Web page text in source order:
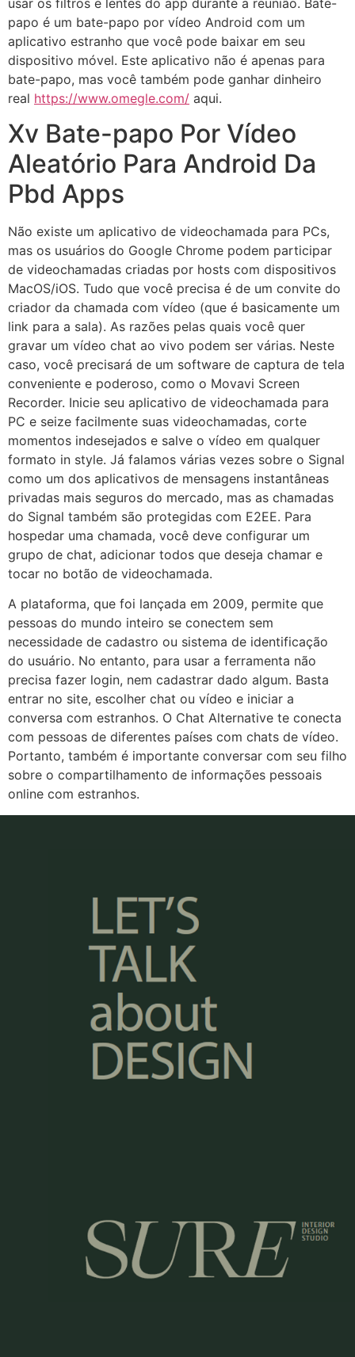
papo é um bate-papo por vídeo Android com um
aplicativo estranho que você pode baixar em seu
dispositivo móvel. Este aplicativo não é apenas para
bate-papo, mas você também pode ganhar dinheiro
real https://www.omegle.com/ aqui.
Xv Bate-papo Por Vídeo
Aleatório Para Android Da
Pbd Apps
Não existe um aplicativo de videochamada para PCs,
mas os usuários do Google Chrome podem participar
de videochamadas criadas por hosts com dispositivos
MacOS/iOS. Tudo que você precisa é de um convite do
criador da chamada com vídeo (que é basicamente um
link para a sala). As razões pelas quais você quer
gravar um vídeo chat ao vivo podem ser várias. Neste
caso, você precisará de um software de captura de tela
conveniente e poderoso, como o Movavi Screen
Recorder. Inicie seu aplicativo de videochamada para
PC e seize facilmente suas videochamadas, corte
momentos indesejados e salve o vídeo em qualquer
formato in style. Já falamos várias vezes sobre o Signal
como um dos aplicativos de mensagens instantâneas
privadas mais seguros do mercado, mas as chamadas
do Signal também são protegidas com E2EE. Para
hospedar uma chamada, você deve configurar um
grupo de chat, adicionar todos que deseja chamar e
tocar no botão de videochamada.
A plataforma, que foi lançada em 2009, permite que
pessoas do mundo inteiro se conectem sem
necessidade de cadastro ou sistema de identificação
do usuário. No entanto, para usar a ferramenta não
precisa fazer login, nem cadastrar dado algum. Basta
entrar no site, escolher chat ou vídeo e iniciar a
conversa com estranhos. O Chat Alternative te conecta
com pessoas de diferentes países com chats de vídeo.
Portanto, também é importante conversar com seu filho
sobre o compartilhamento de informações pessoais
online com estranhos.